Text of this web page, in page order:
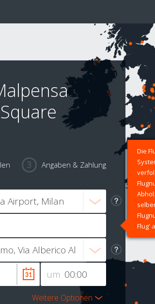
Angaben & Zahlung
Die
Flug'
um
Weitere Optionen